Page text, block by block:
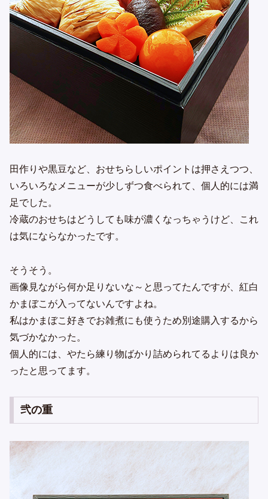
田作りや黒豆など、おせちらしいポイントは押さえつつ、
いろいろなメニューが少しずつ食べられて、個人的には満
足でした。
冷蔵のおせちはどうしても味が濃くなっちゃうけど、これ
は気にならなかったです。
そうそう。
画像見ながら何か足りないな～と思ってたんですが、紅白
かまぼこが入ってないんですよね。
私はかまぼこ好きでお雑煮にも使うため別途購入するから
気づかなかった。
個人的には、やたら練り物ばかり詰められてるよりは良か
ったと思ってます。
弐の重